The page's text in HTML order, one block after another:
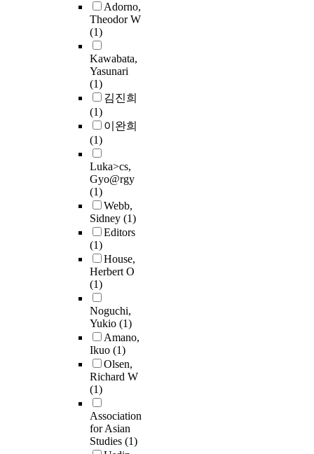
Adorno,
Theodor W
(1)
Kawabata,
Yasunari
(1)
김진희
(1)
이완희
(1)
Luka>cs,
Gyo@rgy
(1)
Webb,
Sidney (1)
Editors
(1)
House,
Herbert O
(1)
Noguchi,
Yukio (1)
Amano,
Ikuo (1)
Olsen,
Richard W
(1)
Association
for Asian
Studies (1)